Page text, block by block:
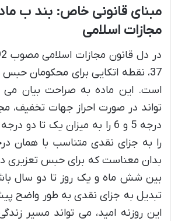
مجازات اسلامی
است. این ماده به صراحت بیان می
تواند در صورت احراز جهات تخفیف،
درجه 5 و 6 را به میزان یک تا
را به جزای نقدی متناسب با همان
بین شش ماه و یک روز تا دو سال
تبدیل به جزای نقدی به طور واضح
این روزنه امید، می تواند مسیر